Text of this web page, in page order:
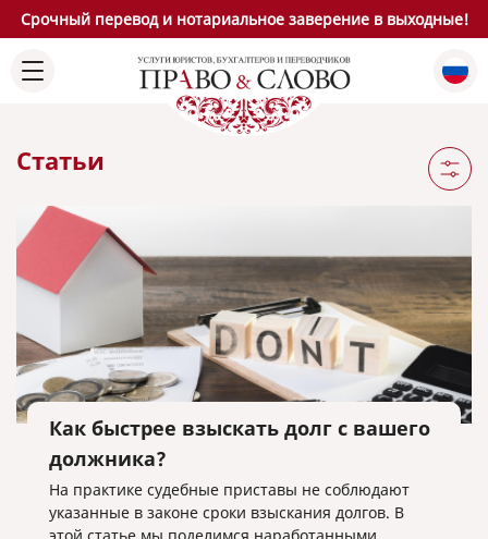
Срочный перевод и нотариальное заверение в выходные!
Статьи
Как быстрее взыскать долг с вашего
должника?
На практике судебные приставы не соблюдают
указанные в законе сроки взыскания долгов. В